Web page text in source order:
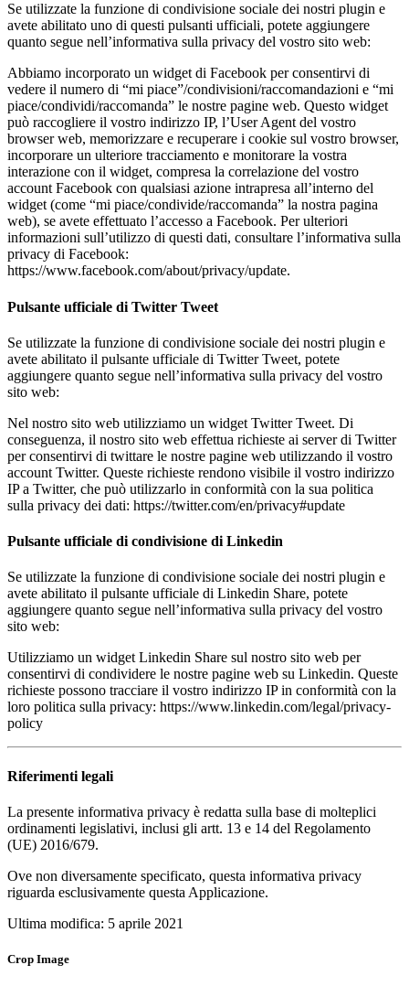
Se utilizzate la funzione di condivisione sociale dei nostri plugin e
avete abilitato uno di questi pulsanti ufficiali, potete aggiungere
quanto segue nell’informativa sulla privacy del vostro sito web:
Abbiamo incorporato un widget di Facebook per consentirvi di
vedere il numero di “mi piace”/condivisioni/raccomandazioni e “mi
piace/condividi/raccomanda” le nostre pagine web. Questo widget
può raccogliere il vostro indirizzo IP, l’User Agent del vostro
browser web, memorizzare e recuperare i cookie sul vostro browser,
incorporare un ulteriore tracciamento e monitorare la vostra
interazione con il widget, compresa la correlazione del vostro
account Facebook con qualsiasi azione intrapresa all’interno del
widget (come “mi piace/condivide/raccomanda” la nostra pagina
web), se avete effettuato l’accesso a Facebook. Per ulteriori
informazioni sull’utilizzo di questi dati, consultare l’informativa sulla
privacy di Facebook:
https://www.facebook.com/about/privacy/update.
Pulsante ufficiale di Twitter Tweet
Se utilizzate la funzione di condivisione sociale dei nostri plugin e
avete abilitato il pulsante ufficiale di Twitter Tweet, potete
aggiungere quanto segue nell’informativa sulla privacy del vostro
sito web:
Nel nostro sito web utilizziamo un widget Twitter Tweet. Di
conseguenza, il nostro sito web effettua richieste ai server di Twitter
per consentirvi di twittare le nostre pagine web utilizzando il vostro
account Twitter. Queste richieste rendono visibile il vostro indirizzo
IP a Twitter, che può utilizzarlo in conformità con la sua politica
sulla privacy dei dati: https://twitter.com/en/privacy#update
Pulsante ufficiale di condivisione di Linkedin
Se utilizzate la funzione di condivisione sociale dei nostri plugin e
avete abilitato il pulsante ufficiale di Linkedin Share, potete
aggiungere quanto segue nell’informativa sulla privacy del vostro
sito web:
Utilizziamo un widget Linkedin Share sul nostro sito web per
consentirvi di condividere le nostre pagine web su Linkedin. Queste
richieste possono tracciare il vostro indirizzo IP in conformità con la
loro politica sulla privacy: https://www.linkedin.com/legal/privacy-
policy
Riferimenti legali
La presente informativa privacy è redatta sulla base di molteplici
ordinamenti legislativi, inclusi gli artt. 13 e 14 del Regolamento
(UE) 2016/679.
Ove non diversamente specificato, questa informativa privacy
riguarda esclusivamente questa Applicazione.
Ultima modifica: 5 aprile 2021
Crop Image